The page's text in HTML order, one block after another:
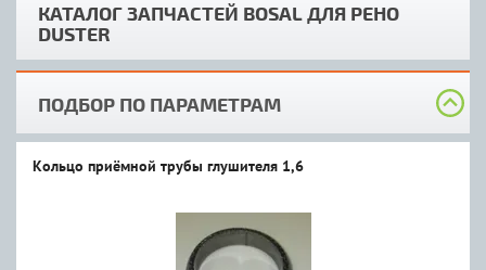
КАТАЛОГ ЗАПЧАСТЕЙ BOSAL ДЛЯ РЕНО
DUSTER
ПОДБОР ПО ПАРАМЕТРАМ
Кольцо приёмной трубы глушителя 1,6